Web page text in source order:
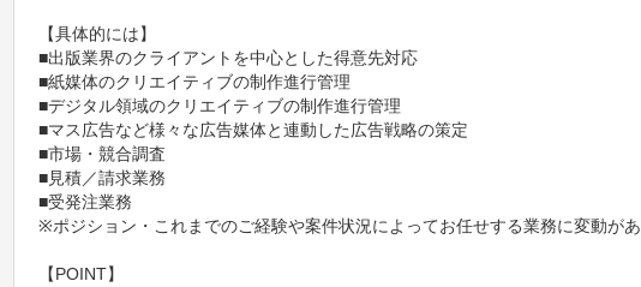
【具体的には】
■出版業界のクライアントを中心とした得意先対応
■紙媒体のクリエイティブの制作進行管理
■デジタル領域のクリエイティブの制作進行管理
■マス広告など様々な広告媒体と連動した広告戦略の策定
■市場・競合調査
■見積／請求業務
■受発注業務
※ポジション・これまでのご経験や案件状況によってお任せする業務に変動があ
【POINT】